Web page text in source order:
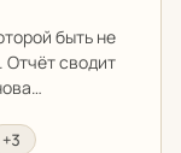
быть не
Отчёт сводит
+3